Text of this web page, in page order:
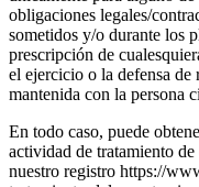
obligaciones legales/
sometidos y/o durante los
prescripción de
el ejercicio o la defensa de
mantenida con la persona
En todo caso, puede
actividad de tratamiento de
nuestro registro https://